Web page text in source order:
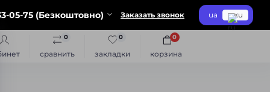
05-75 (Безкоштовно) Заказать звонок ua ru
сравнить
0
закладки
0
корзина
0